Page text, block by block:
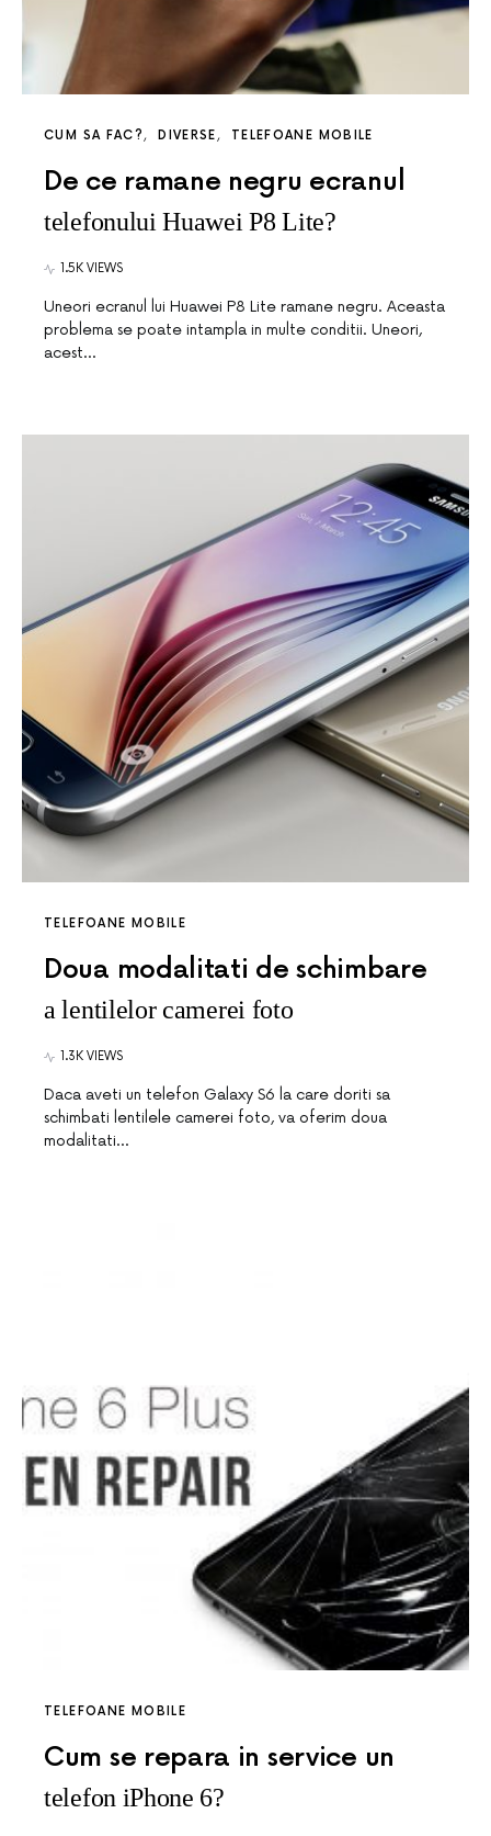
CUM SA FAC? DIVERSE TELEFOANE MOBILE
De ce ramane negru ecranul
telefonului Huawei P8 Lite?
1.5K VIEWS
Uneori ecranul lui Huawei P8 Lite ramane negru. Aceasta
problema se poate intampla in multe conditii. Uneori,
acest…
TELEFOANE MOBILE
Doua modalitati de schimbare
a lentilelor camerei foto
1.3K VIEWS
Daca aveti un telefon Galaxy S6 la care doriti sa
schimbati lentilele camerei foto, va oferim doua
modalitati…
TELEFOANE MOBILE
Cum se repara in service un
telefon iPhone 6?